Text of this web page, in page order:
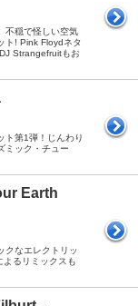
不穏で怪しい空気
ト! Pink Floydネタ
Strangefruitもお
ト第1弾！じんわり
ミック・チュー
Earth
クなエレクトリッ
よるリミックスも